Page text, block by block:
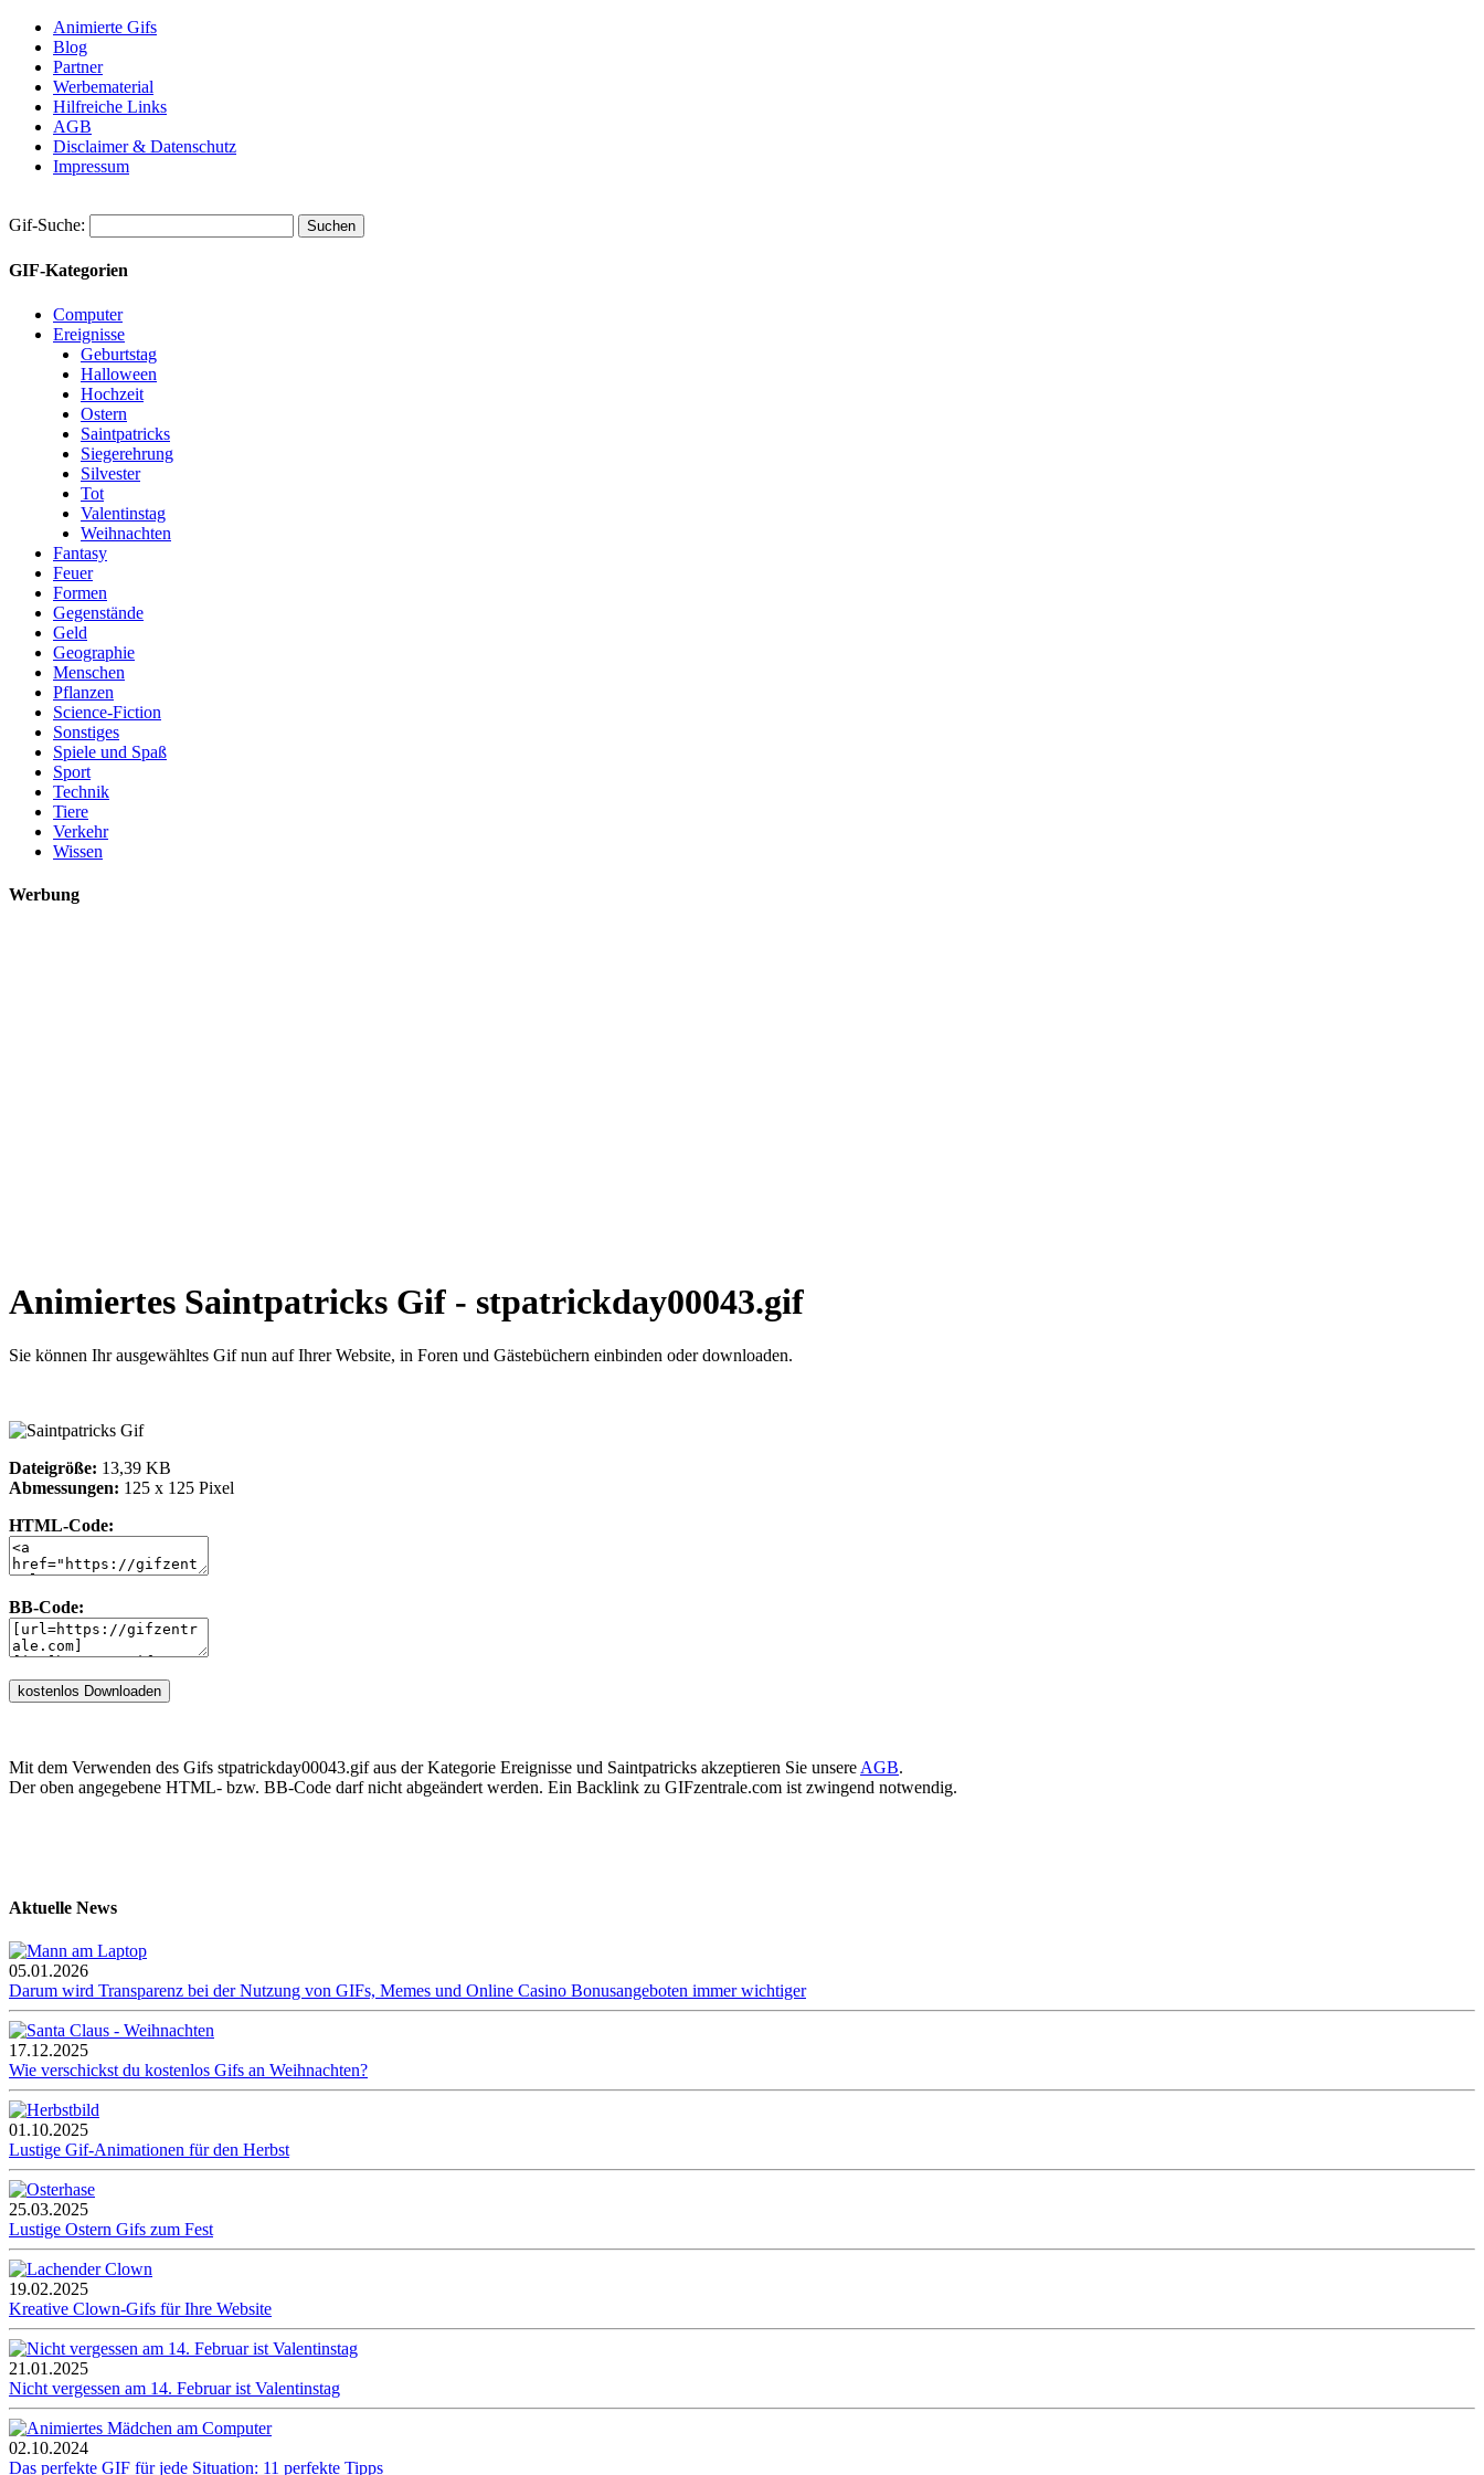
Animierte Gifs
Blog
Partner
Werbematerial
Hilfreiche Links
AGB
Disclaimer & Datenschutz
Impressum
Gif-Suche:
GIF-Kategorien
Computer
Ereignisse
Geburtstag
Halloween
Hochzeit
Ostern
Saintpatricks
Siegerehrung
Silvester
Tot
Valentinstag
Weihnachten
Fantasy
Feuer
Formen
Gegenstände
Geld
Geographie
Menschen
Pflanzen
Science-Fiction
Sonstiges
Spiele und Spaß
Sport
Technik
Tiere
Verkehr
Wissen
Werbung
Animiertes Saintpatricks Gif - stpatrickday00043.gif
Sie können Ihr ausgewähltes Gif nun auf Ihrer Website, in Foren und Gästebüchern einbinden oder downloaden.
Dateigröße: 13,39 KB
Abmessungen: 125 x 125 Pixel
HTML-Code:
BB-Code:
Mit dem Verwenden des Gifs stpatrickday00043.gif aus der Kategorie Ereignisse und Saintpatricks akzeptieren Sie unsere AGB.
Der oben angegebene HTML- bzw. BB-Code darf nicht abgeändert werden. Ein Backlink zu GIFzentrale.com ist zwingend notwendig.
Aktuelle News
05.01.2026
Darum wird Transparenz bei der Nutzung von GIFs, Memes und Online Casino Bonusangeboten immer wichtiger
17.12.2025
Wie verschickst du kostenlos Gifs an Weihnachten?
01.10.2025
Lustige Gif-Animationen für den Herbst
25.03.2025
Lustige Ostern Gifs zum Fest
19.02.2025
Kreative Clown-Gifs für Ihre Website
21.01.2025
Nicht vergessen am 14. Februar ist Valentinstag
02.10.2024
Das perfekte GIF für jede Situation: 11 perfekte Tipps